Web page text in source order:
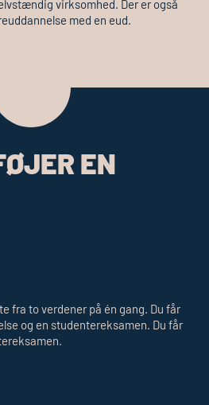
virksomhed. Der er også
med en eud.
EN
fra to verdener på én gang. Du får
og en studentereksamen. Du får